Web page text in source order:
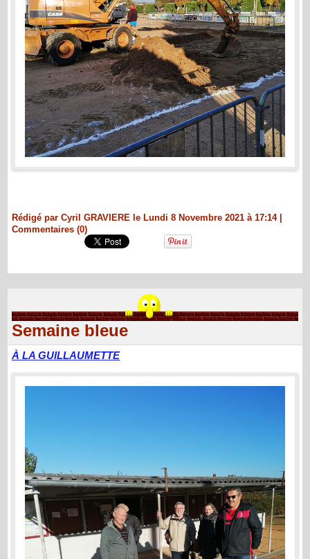
Rédigé par Cyril GRAVIERE le Lundi 8 Novembre 2021 à 17:14
Commentaires (0)
Semaine bleue
À LA GUILLAUMETTE